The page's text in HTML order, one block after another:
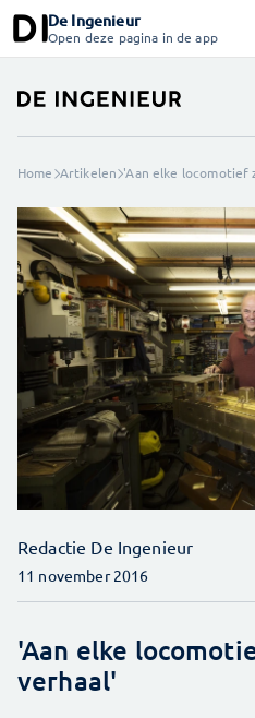
De Ingenieur
Open deze pagina in de app
Home Artikelen 'Aan elke locomotief
Redactie De Ingenieur
11 november 2016
'Aan elke
verhaal'